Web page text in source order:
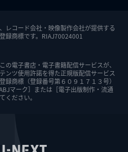
レコード会社・映像製作会社が提供する
録商標です。RIAJ70024001
の電子書店・電子書籍配信サービスが、
ンツ使用許諾を得た正規版配信サービス
録商標（登録番号第６０９１７１３号）
マーク］または［電子出版制作・流通
ください。